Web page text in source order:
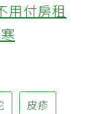
用付房租
皮疹